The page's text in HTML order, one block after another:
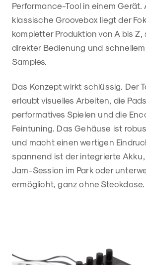
Performance-Tool in einem Gerät.
klassische Groovebox liegt der
kompletter Produktion von A bis
direkter Bedienung und
Samples.
Das Konzept wirkt schlüssig. Der
erlaubt visuelles Arbeiten, die
performatives Spielen und die
Feintuning. Das Gehäuse ist
und macht einen wertigen
spannend ist der integrierte
Jam-Session im Park oder
ermöglicht, ganz ohne Steckdose.